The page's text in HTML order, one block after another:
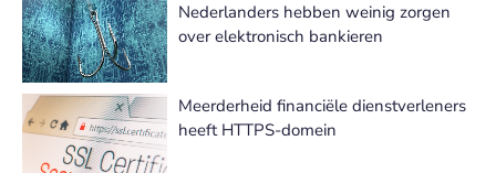
Nederlanders hebben weinig zorgen
over elektronisch bankieren
Meerderheid financiële dienstverleners
heeft HTTPS-domein